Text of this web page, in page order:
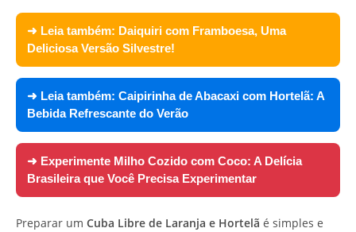
➜ Leia também: Daiquiri com Framboesa, Uma
Deliciosa Versão Silvestre!
➜ Leia também: Caipirinha de Abacaxi com Hortelã: A
Bebida Refrescante do Verão
➜ Experimente Milho Cozido com Coco: A Delícia
Brasileira que Você Precisa Experimentar
Preparar um Cuba Libre de Laranja e Hortelã é simples e